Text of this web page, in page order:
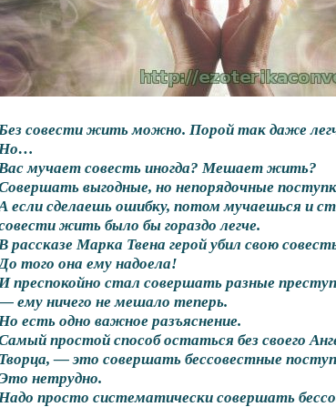
совести жить можно. Порой так даже
мучает совесть иногда? Мешает жить?
выгодные, но непорядочные
если сделаешь ошибку, потом мучаешься и
жить было бы гораздо легче.
рассказе Марка Твена герой убил свою
того она ему надоела!
преспокойно стал совершать разные
ему ничего не мешало теперь.
есть одно важное разъяснение.
простой способ остаться без своего
Творца, — это совершать бессовестные
нетрудно.
просто систематически совершать